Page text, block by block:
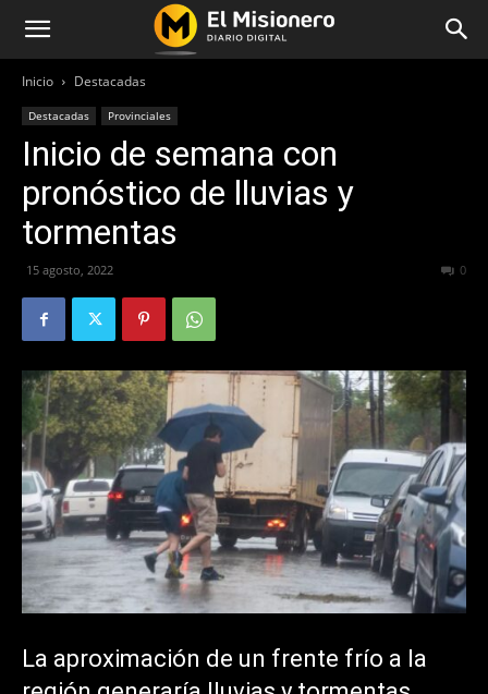
Inicio Destacadas
Destacadas Provinciales
Inicio de semana con
pronóstico de lluvias y
tormentas
15 agosto, 2022 0
La aproximación de un frente frío a la